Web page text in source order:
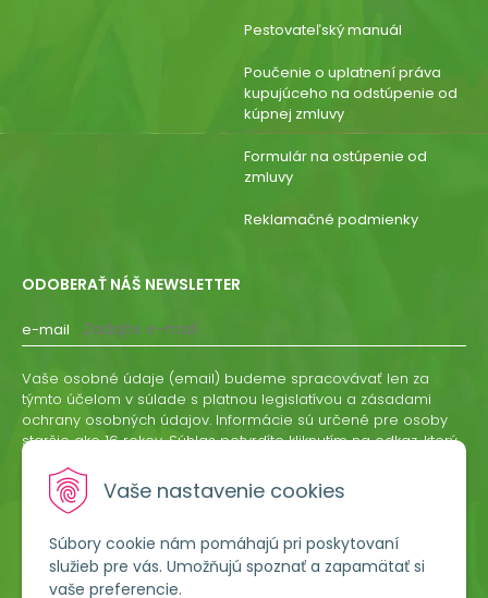
Vaše nastavenie cookies
Súbory cookie nám pomáhajú pri poskytovaní
služieb pre vás. Umožňujú spoznať a zapamätať si
vaše preferencie.
Pestovateľský manuál
Poučenie o uplatnení práva
kupujúceho na odstúpenie od
kúpnej zmluvy
Formulár na ostúpenie od
zmluvy
Reklamačné podmienky
ODOBERAŤ NÁŠ NEWSLETTER
e-mail
ODOBERAŤ
Vaše osobné údaje (email) budeme spracovávať len za
týmto účelom v súlade s platnou legislatívou a zásadami
ochrany osobných údajov. Informácie sú určené pre osoby
staršie ako 16 rokov. Súhlas potvrdíte kliknutím na odkaz, ktorý
odvolať písomne, emailom alebo kliknutím na odkaz z
ktoréhokoľvek informačného emailu.